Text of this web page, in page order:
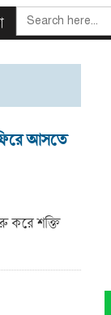
SEARCH
FOR:
আসতে
করে শক্তি